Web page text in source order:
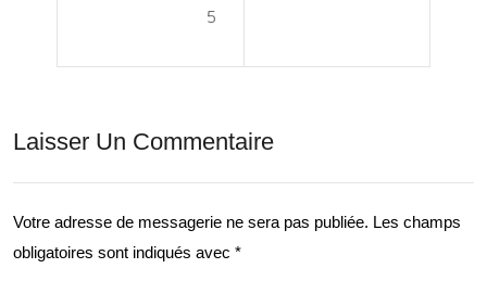
Enc
z et
5
de
Cart
ogr
aphi
Laisser Un Commentaire
Votre adresse de messagerie ne sera pas publiée. Les champs
obligatoires sont indiqués avec *